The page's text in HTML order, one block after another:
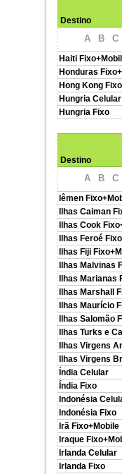
Destino
A B C
Haiti
Honduras
Hong Kong
Hungria Celular
Hungria Fixo
Destino
A B C
Iêmen
Ilhas Caiman
Ilhas Cook
Ilhas Feroé
Ilhas Fiji
Ilhas Malvinas
Ilhas Marianas
Ilhas Marshall
Ilhas Maurício
Ilhas Salomão
Ilhas Turks e
Ilhas Virgens
Ilhas Virgens
Índia Celular
Índia Fixo
Indonésia
Indonésia Fixo
Irã Fixo+Mobile
Iraque
Irlanda Celular
Irlanda Fixo